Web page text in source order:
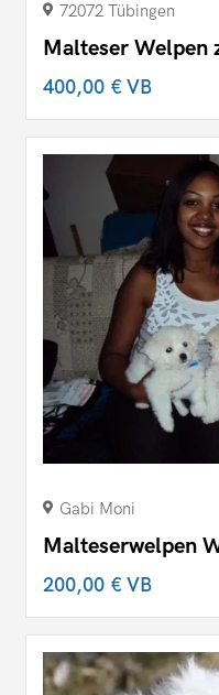
72072 Tübingen
Malteser Welpen
400,00 €VB
Gabi Moni
Malteserwelpen
200,00 €VB